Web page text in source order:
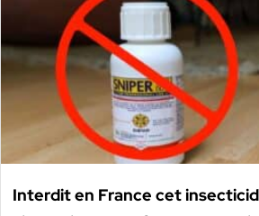
Interdit en France cet